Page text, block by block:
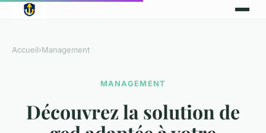
Accueil›Management
MANAGEMENT
Découvrez la solution de